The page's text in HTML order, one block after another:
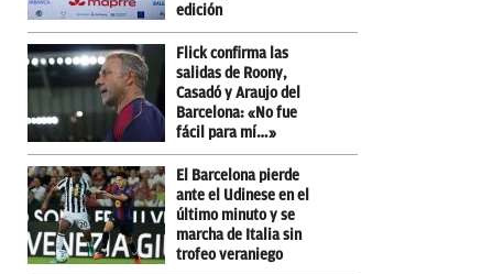
edición
Flick confirma las
salidas de Roony,
Casadó y Araujo del
Barcelona: «No fue
fácil para mí…»
El Barcelona pierde
ante el Udinese en el
último minuto y se
marcha de Italia sin
trofeo veraniego